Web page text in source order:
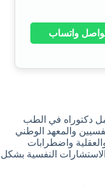
واتساب
دكتوراه في الطب
والمعهد الوطني
واضطرابات
عن 8 سنوات ويتيح الاستشارات النفسية بشكل